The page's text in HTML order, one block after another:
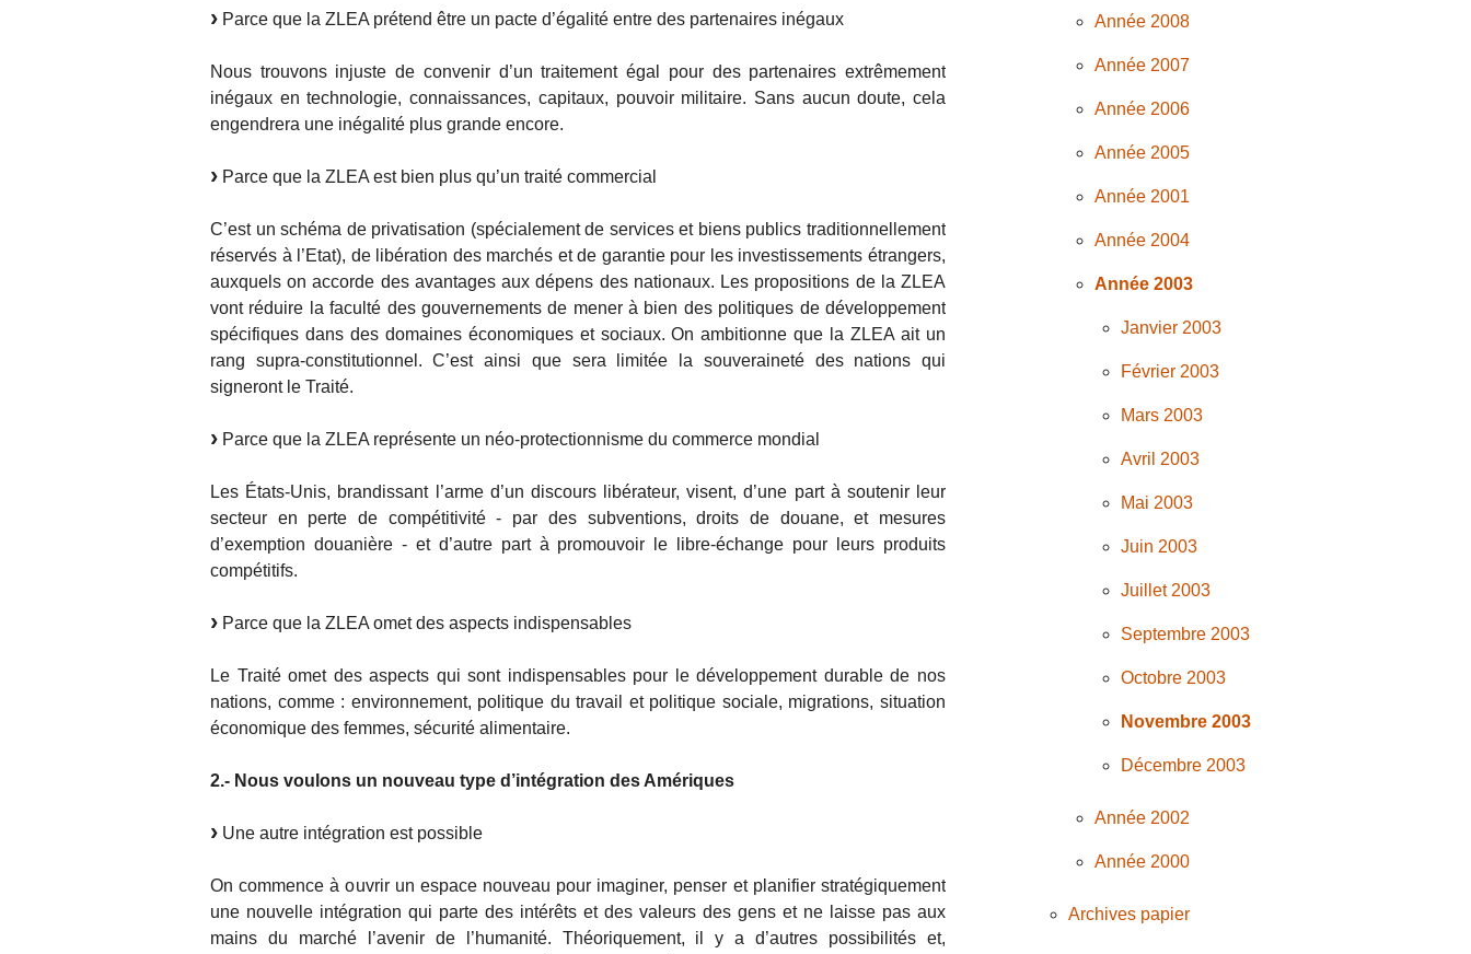
Parce que la ZLEA prétend être un pacte d’égalité entre des partenaires inégaux
Nous trouvons injuste de convenir d’un traitement égal pour des partenaires extrêmement
inégaux en technologie, connaissances, capitaux, pouvoir militaire. Sans aucun doute, cela
engendrera une inégalité plus grande encore.
Parce que la ZLEA est bien plus qu’un traité commercial
C’est un schéma de privatisation (spécialement de services et biens publics traditionnellement
réservés à l’Etat), de libération des marchés et de garantie pour les investissements étrangers,
auxquels on accorde des avantages aux dépens des nationaux. Les propositions de la ZLEA
vont réduire la faculté des gouvernements de mener à bien des politiques de développement
spécifiques dans des domaines économiques et sociaux. On ambitionne que la ZLEA ait un
rang supra-constitutionnel. C’est ainsi que sera limitée la souveraineté des nations qui
signeront le Traité.
Parce que la ZLEA représente un néo-protectionnisme du commerce mondial
Les États-Unis, brandissant l’arme d’un discours libérateur, visent, d’une part à soutenir leur
secteur en perte de compétitivité - par des subventions, droits de douane, et mesures
d’exemption douanière - et d’autre part à promouvoir le libre-échange pour leurs produits
compétitifs.
Parce que la ZLEA omet des aspects indispensables
Le Traité omet des aspects qui sont indispensables pour le développement durable de nos
nations, comme : environnement, politique du travail et politique sociale, migrations, situation
économique des femmes, sécurité alimentaire.
2.- Nous voulons un nouveau type d’intégration des Amériques
Une autre intégration est possible
On commence à ouvrir un espace nouveau pour imaginer, penser et planifier stratégiquement
une nouvelle intégration qui parte des intérêts et des valeurs des gens et ne laisse pas aux
mains du marché l’avenir de l’humanité. Théoriquement, il y a d’autres possibilités et,
Année 2008
Année 2007
Année 2006
Année 2005
Année 2001
Année 2004
Année 2003
Janvier 2003
Février 2003
Mars 2003
Avril 2003
Mai 2003
Juin 2003
Juillet 2003
Septembre 2003
Octobre 2003
Novembre 2003
Décembre 2003
Année 2002
Année 2000
Archives papier